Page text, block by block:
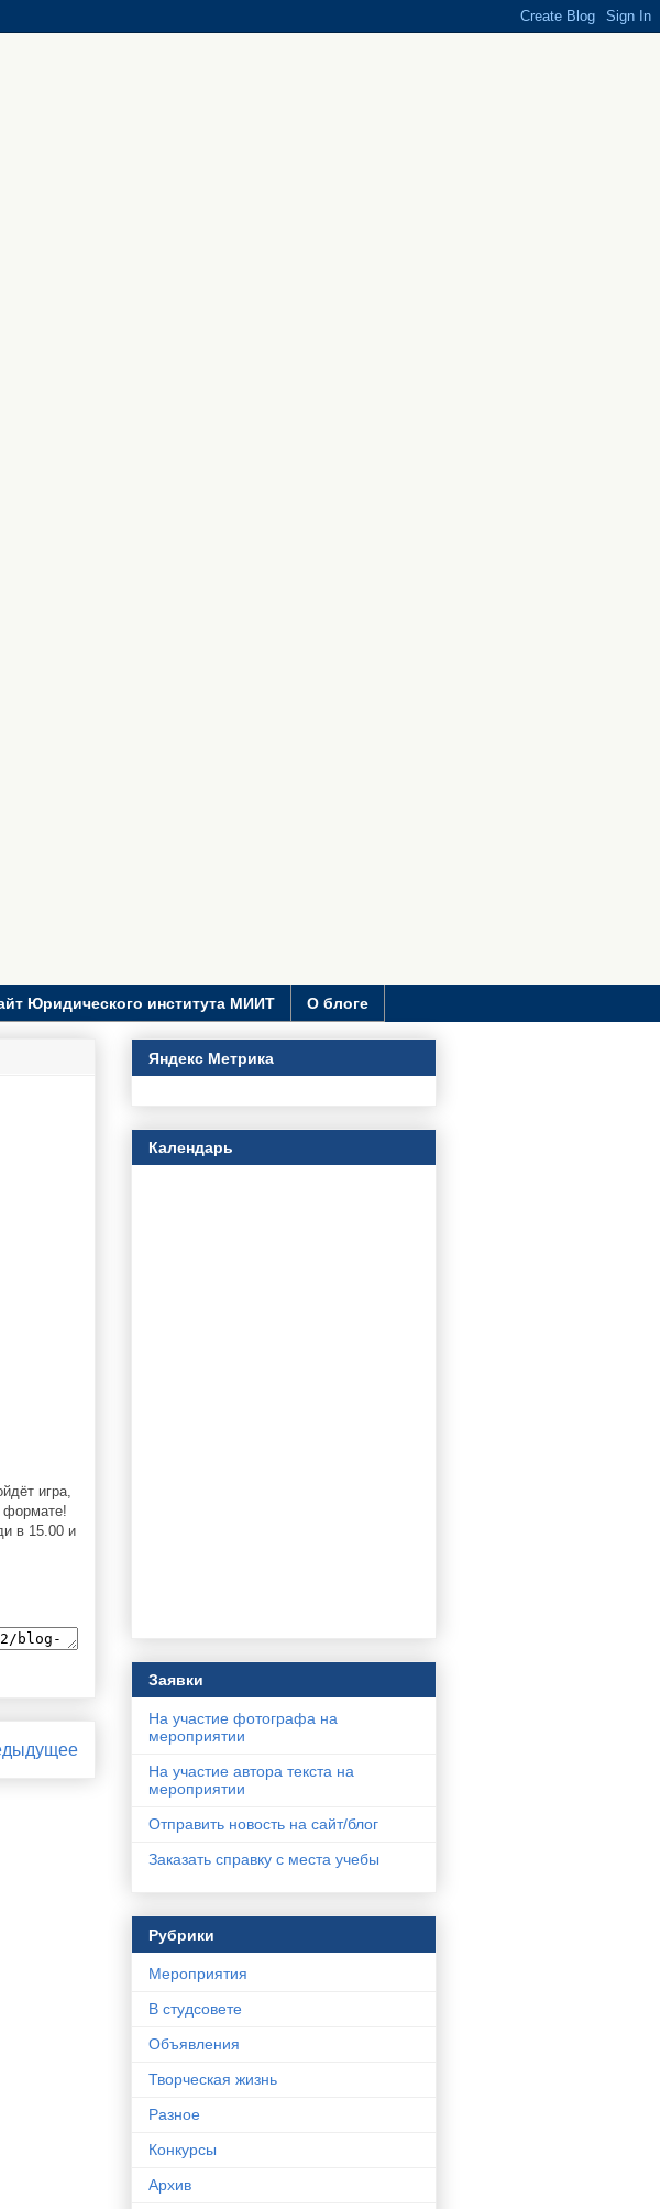
Юридического института МИИТ О блоге
игра,
формате!
в 15.00 и
Яндекс Метрика
Календарь
Заявки
На участие фотографа на
мероприятии
На участие автора текста на
мероприятии
Отправить новость на сайт/блог
Заказать справку с места учебы
Рубрики
Мероприятия
В студсовете
Объявления
Творческая жизнь
Разное
Конкурсы
Архив